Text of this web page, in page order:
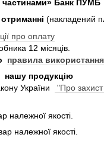
частинами» Банк ПУМБ
(накладений
про оплату
12 місяців.
правила використання
нашу продукцію
України
"Про
належної якості.
належної якості.